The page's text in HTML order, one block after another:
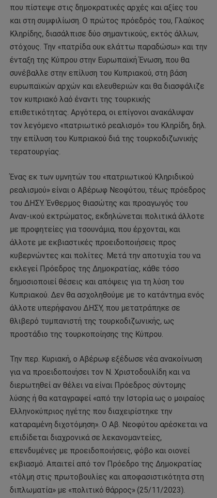
που πίστεψε στις δημοκρατικές αρχές και αξίες του
και στη συμφιλίωση. Ο πρώτος πρόεδρός του, Γλαύκος
Κληρίδης, διασάλπισε δύο σημαντικούς, εκτός άλλων,
στόχους. Την «πατρίδα ουκ ελάττω παραδώσω» και την
ένταξη της Κύπρου στην Ευρωπαϊκή Ένωση, που θα
συνέβαλλε στην επίλυση του Κυπριακού, στη βάση
ευρωπαϊκών αρχών και ελευθεριών και θα διασφάλιζε
τον κυπριακό λαό έναντι της τουρκικής
επιθετικότητας. Αργότερα, οι επίγονοι ανακάλυψαν
τον λεγόμενο «πατριωτικό ρεαλισμό» του Κληρίδη, δηλ.
την επίλυση του Κυπριακού διά της τουρκοδιζωνικής
τερατουργίας.
Ένας εκ των υμνητών του «πατριωτικού Κληριδικού
ρεαλισμού» είναι ο Αβέρωφ Νεοφύτου, τέως πρόεδρος
του ΔΗΣΥ. Ένθερμος θιασώτης και προαγωγός του
Αναν-ικού εκτρώματος, εκδηλώνεται πολιτικά άλλοτε
με προφητείες για τσουνάμια, που έρχονται, και
άλλοτε με εκβιαστικές προειδοποιήσεις προς
κυβερνώντες και πολίτες. Μετά την αποτυχία του να
εκλεγεί Πρόεδρος της Δημοκρατίας, κάθε τόσο
δημοσιοποιεί θέσεις και απόψεις για τη λύση του
Κυπριακού. Δεν θα ασχοληθούμε με το κατάντημα ενός
άλλοτε υπερήφανου ΔΗΣΥ, που μετατράπηκε σε
θλιβερό τυμπανιστή της τουρκοδιζωνικής, ως
προστάδιο της τουρκοποίησης της Κύπρου.
Την περ. Κυριακή, ο Αβέρωφ εξέδωσε νέα ανακοίνωση
για να προειδοποιήσει τον Ν. Χριστοδουλίδη και να
διερωτηθεί αν θέλει να είναι Πρόεδρος σύντομης
λύσης ή θα καταγραφεί «από την Ιστορία ως ο μοιραίος
Ελληνοκύπριος ηγέτης που διαχειρίστηκε την
καταραμένη διχοτόμηση». Ο Αβ. Νεοφύτου αρέσκεται να
επιδίδεται διαχρονικά σε λεκανομαντείες,
επενδυμένες με προειδοποιήσεις, φόβο και οιονεί
εκβιασμό. Απαιτεί από τον Πρόεδρο της Δημοκρατίας
«τόλμη στις πρωτοβουλίες και αποφασιστικότητα στη
διπλωματία» με «πολιτικό θάρρος» (25/11/2023).